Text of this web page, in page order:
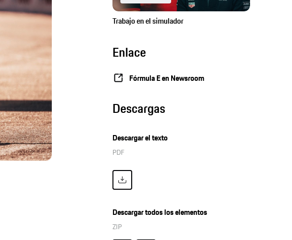
Trabajo en el simulador
Enlace
Fórmula E en Newsroom
Descargas
Descargar el texto
PDF
Descargar todos los elementos
ZIP